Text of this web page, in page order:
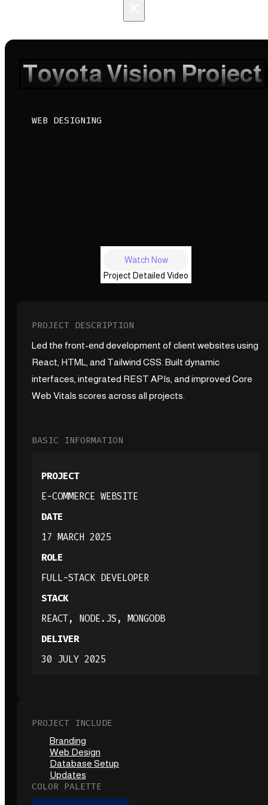
Toyota Vision Project
WEB DESIGNING
Watch Now
Project Detailed Video
PROJECT DESCRIPTION
Led the front-end development of client websites using
React, HTML, and Tailwind CSS. Built dynamic
interfaces, integrated REST APIs, and improved Core
Web Vitals scores across all projects.
BASIC INFORMATION
PROJECT
E-COMMERCE WEBSITE
DATE
17 MARCH 2025
ROLE
FULL-STACK DEVELOPER
STACK
REACT, NODE.JS, MONGODB
DELIVER
30 JULY 2025
PROJECT INCLUDE
Branding
Web Design
Database Setup
Updates
COLOR PALETTE